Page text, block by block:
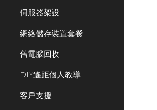
伺服器架設
網絡儲存裝置套餐
舊電腦回收
DIY遙距個人教導
客戶支援